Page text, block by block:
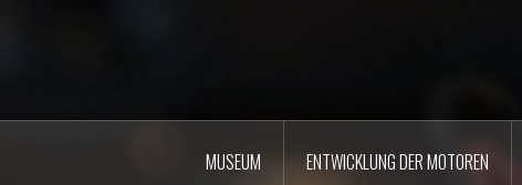
MUSEUM ENTWICKLUNG DER MOTOREN